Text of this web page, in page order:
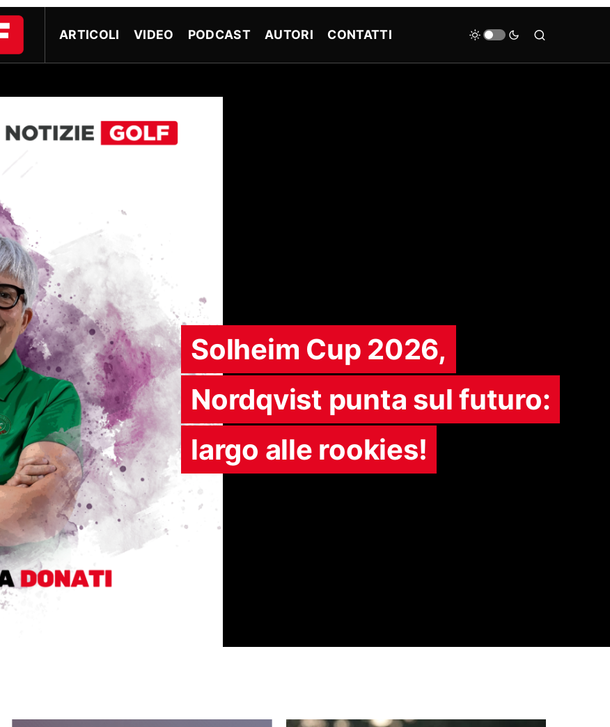
ARTICOLI VIDEO PODCAST AUTORI CONTATTI
Solheim Cup 2026,
Nordqvist punta sul futuro:
largo alle rookies!